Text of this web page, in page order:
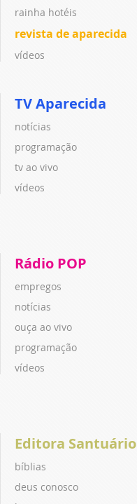
rainha hotéis
revista de aparecida
vídeos
TV Aparecida
notícias
programação
tv ao vivo
vídeos
Rádio POP
empregos
notícias
ouça ao vivo
programação
vídeos
Editora Santuário
bíblias
deus conosco